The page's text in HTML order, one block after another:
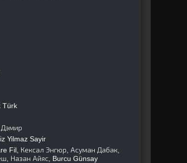
Türk
Дэмир
Yilmaz Sayir
Fil, Кексал Энгюр, Асуман Дабак,
Назан Айяс, Burcu Günsay